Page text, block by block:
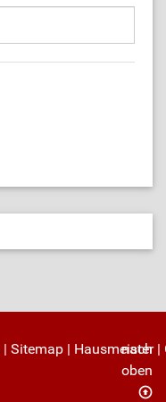
| Sitemap | Hausmeister|
nach
oben